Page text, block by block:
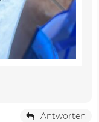
Antworten